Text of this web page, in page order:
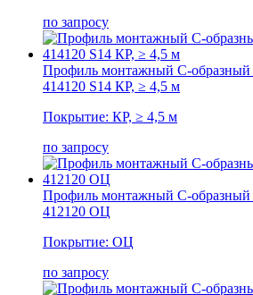
по запросу
Профиль монтажный С-образный
414120 S14 КР, ≥ 4,5 м
Покрытие: КР, ≥ 4,5 м
по запросу
Профиль монтажный С-образный
412120 ОЦ
Покрытие: ОЦ
по запросу